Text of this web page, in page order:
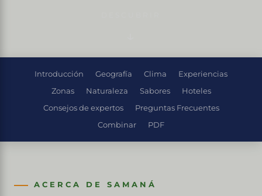
Introducción Geografía Clima
Experiencias
Zonas
Naturaleza Sabores
Hoteles
Consejos de expertos
Preguntas Frecuentes
Combinar
PDF
ACERCA DE SAMANÁ